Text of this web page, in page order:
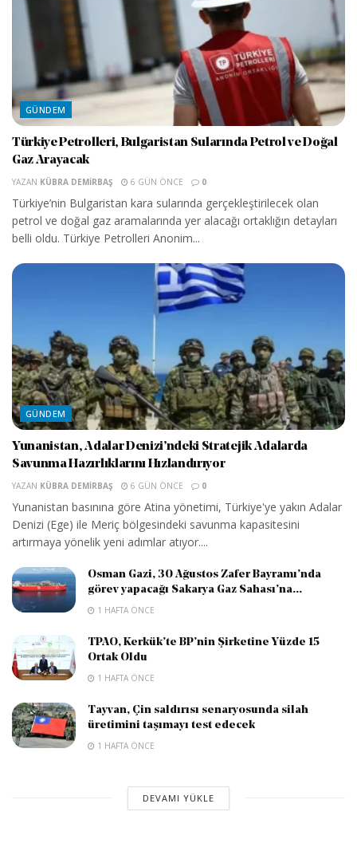
GÜNDEM
Türkiye Petrolleri, Bulgaristan Sularında Petrol ve Doğal
Gaz Arayacak
YAZAN KÜBRA DEMIRBAŞ 6 GÜN ÖNCE 0
Türkiye’nin Bulgaristan kara sularında gerçekleştirilecek olan
petrol ve doğal gaz aramalarında yer alacağı ortaklığın detayları
belli oldu. Türkiye Petrolleri Anonim...
GÜNDEM
Yunanistan, Adalar Denizi’ndeki Stratejik Adalarda
Savunma Hazırlıklarını Hızlandırıyor
YAZAN KÜBRA DEMIRBAŞ 6 GÜN ÖNCE 0
Yunanistan basınına göre Atina yönetimi, Türkiye'ye yakın Adalar
Denizi (Ege) ile Meriç bölgesindeki savunma kapasitesini
artırmaya yönelik yeni adımlar atıyor....
Osman Gazi, 30 Ağustos Zafer Bayramı’nda
görev yapacağı Sakarya Gaz Sahası’na...
1 HAFTA ÖNCE
TPAO, Kerkük’te BP’nin Şirketine Yüzde 15
Ortak Oldu
1 HAFTA ÖNCE
Tayvan, Çin saldırısı senaryosunda silah
üretimini taşımayı test edecek
1 HAFTA ÖNCE
DEVAMI YÜKLE